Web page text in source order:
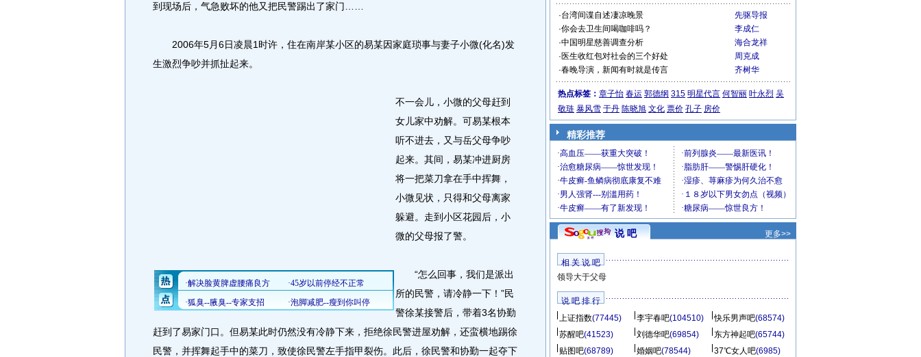
到现场后，气急败坏的他又把民警踢出了家门……
2006年5月6日凌晨1时许，住在南岸某小区的易某因家庭琐事与妻子小微(化名)发
生激烈争吵并抓扯起来。
不一会儿，小微的父母赶到
女儿家中劝解。可易某根本
听不进去，又与岳父母争吵
起来。其间，易某冲进厨房
将一把菜刀拿在手中挥舞，
小微见状，只得和父母离家
躲避。走到小区花园后，小
微的父母报了警。
“怎么回事，我们是派出
所的民警，请冷静一下！”民
警徐某接警后，带着3名协勤
赶到了易家门口。但易某此时仍然没有冷静下来，拒绝徐民警进屋劝解，还蛮横地踢徐
民警，并挥舞起手中的菜刀，致使徐民警左手指甲裂伤。此后，徐民警和协勤一起夺下
·台湾间谍自述凄凉晚景
先驱导报
·你会去卫生间喝咖啡吗？
李成仁
·中国明星慈善调查分析
海合龙祥
· 医生收红包对社会的三个好处
周克成
·春晚导演，新闻有时就是传言 齐树华
热点标签： 章子怡 春运 郭德纲 315 明星代言 何智丽 叶永烈 吴
敬琏 暴风雪 于丹 陈晓旭 文化 票价 孔子 房价
精彩推荐
说 吧 更多>>
相 关 说 吧
领导大于父母
说 吧 排 行
上证指数(77445) 李宇春吧(104510) 快乐男声吧(68574)
苏醒吧(41523) 刘德华吧(69854) 东方神起吧(65744)
贴图吧(68789) 婚姻吧(78544) 37℃女人吧(6985)